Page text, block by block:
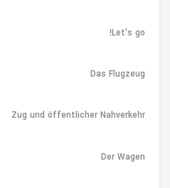
Let's go!
Das Flugzeug
Zug und öffentlicher Nahverkehr
Der Wagen